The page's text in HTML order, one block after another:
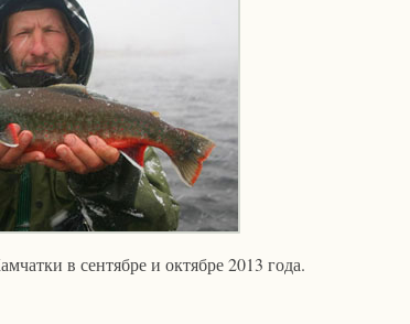
в сентябре и октябре 2013 года.